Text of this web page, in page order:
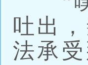
吐出
法承